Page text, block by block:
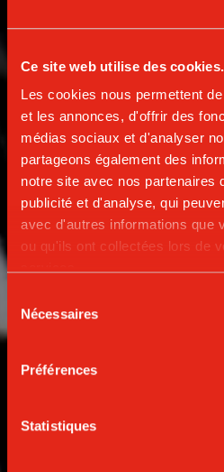
Ce site web utilise des cookies.
Les cookies nous permettent
et les annonces, d'offrir des
médias sociaux et d'analyser
partageons également des
notre site avec nos partenaires
publicité et d'analyse, qui
avec d'autres informations que
ou qu'ils ont collectées lors de
consentement
Nécessaires
Préférences
Statistiques
NOTRE